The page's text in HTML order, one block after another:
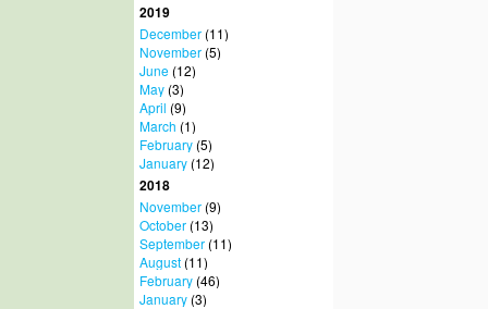
2019
December(11)
November(5)
June(12)
May(3)
April (9)
March (1)
February(5)
January(12)
2018
November(9)
October(13)
September(11)
August(11)
February(46)
January(3)